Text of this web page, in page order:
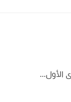
الأول...